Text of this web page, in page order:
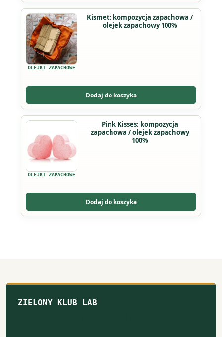
na
stronie
produktu
OLEJKI ZAPACHOWE
Kismet: kompozycja zapachowa /
olejek zapachowy 100%
Dodaj do koszyka
Ten
produkt
ma
wiele
wariantów.
można
wybrać
na
stronie
produktu
OLEJKI ZAPACHOWE
Pink Kisses: kompozycja
zapachowa / olejek zapachowy
100%
Dodaj do koszyka
Ten
produkt
ma
wiele
wariantów.
można
wybrać
ZIELONY KLUB LAB